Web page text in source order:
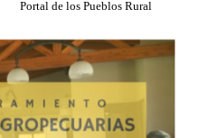
Portal de los Pueblos Rural